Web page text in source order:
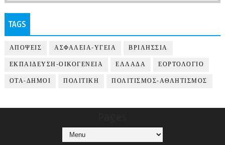
TAGS
ΑΠΟΨΕΙΣ ΑΣΦΑΛΕΙΑ-ΥΓΕΙΑ ΒΡΙΛΗΣΣΙΑ
ΕΚΠΑΙΔΕΥΣΗ-ΟΙΚΟΓΕΝΕΙΑ ΕΛΛΑΔΑ ΕΟΡΤΟΛΟΓΙΟ
ΟΤΑ-ΔΗΜΟΙ ΠΟΛΙΤΙΚΗ ΠΟΛΙΤΙΣΜΟΣ-ΑΘΛΗΤΙΣΜΟΣ